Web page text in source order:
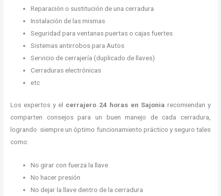
Reparación o sustitución de una cerradura
Instalación de las mismas
Seguridad para ventanas puertas o cajas fuertes
Sistemas antirrobos para Autos
Servicio de cerrajería (duplicado de llaves)
Cerraduras electrónicas
etc
Los expertos y el cerrajero 24 horas en Sajonia recomiendan y
comparten consejos para un buen manejo de cada cerradura,
logrando siempre un óptimo funcionamiento práctico y seguro tales
como:
No girar con fuerza la llave
No hacer presión
No dejar la llave dentro de la cerradura